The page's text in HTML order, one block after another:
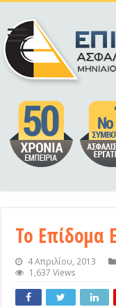
Το Επίδομα
4 Απριλίου, 2013
1,637 Views